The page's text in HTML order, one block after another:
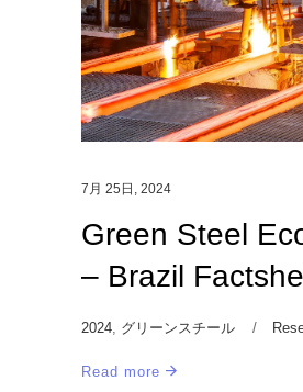
7月 25日, 2024
Green Steel
– Brazil
2024 グリーンスチール
Read more